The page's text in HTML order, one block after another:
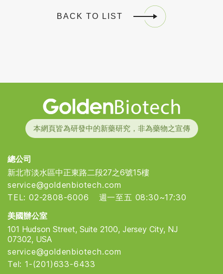
BACK TO LIST
Golden Biotech
本網頁皆為研發中的新藥研究，非為藥物之宣傳
總公司
新北市淡水區中正東路二段27之6號15樓
service@goldenbiotech.com
TEL: 02-2808-6006
週一至五 08:30~17:30
美國辦公室
101 Hudson Street, Suite 2100, Jersey City, NJ
07302, USA
service@goldenbiotech.com
Tel: 1-(201)633-6433